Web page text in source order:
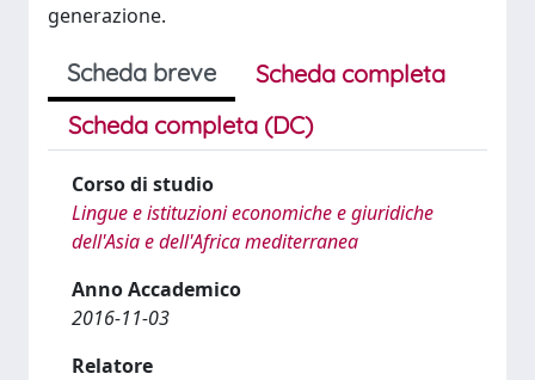
generazione.
Scheda breve
Scheda completa
Scheda completa (DC)
Corso di studio
Lingue e istituzioni economiche e giuridiche
dell'Asia e dell'Africa mediterranea
Anno Accademico
2016-11-03
Relatore